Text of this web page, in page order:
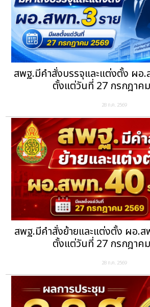
สพฐ.มีคำสั่งบรรจุและแต่งตั้ง ผอ
ตั้งแต่วันที่ 27 กรกฎาค
28 ก.ค. 2569
สพฐ.มีคำสั่งย้ายและแต่งตั้ง ผอ.
ตั้งแต่วันที่ 27 กรกฎาค
28 ก.ค. 2569